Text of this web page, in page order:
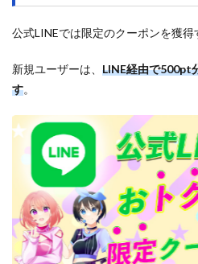
公式LINEでは限定のクーポンを獲得
新規ユーザーは、 LINE経由で500pt
す。